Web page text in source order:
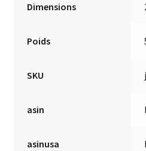
Dimensions
Poids
SKU
asin
asinusa